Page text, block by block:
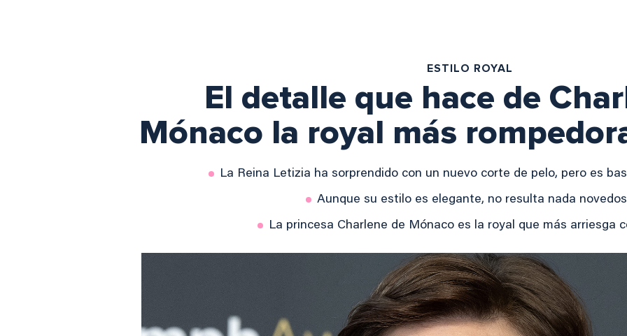
ESTILO ROYAL
El detalle que hace de
Mónaco la royal más
La Reina Letizia ha sorprendido con un nuevo corte de pelo, pero es
Aunque su estilo es elegante, no resulta nada
La princesa Charlene de Mónaco es la royal que más arriesga